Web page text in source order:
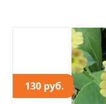
130 руб.